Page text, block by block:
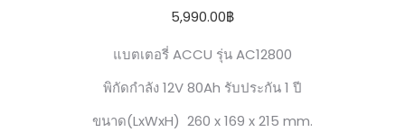
5,990.00฿
แบตเตอรี่ ACCU รุ่น AC12800
พิกัดกำลัง 12V 80Ah รับประกัน 1 ปี
ขนาด(LxWxH) 260 x 169 x 215 mm.